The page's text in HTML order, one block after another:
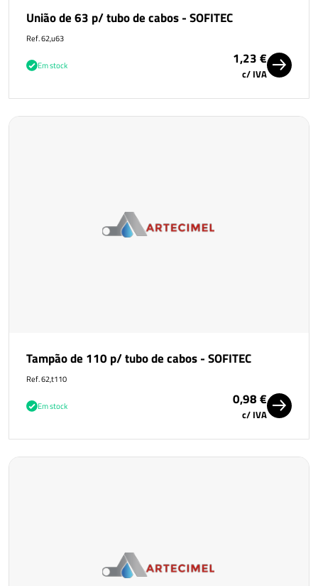
União de 63 p/ tubo de cabos - SOFITEC
Ref. 62,u63
Em stock 1,23 €
c/ IVA
Tampão de 110 p/ tubo de cabos - SOFITEC
Ref. 62,t110
Em stock 0,98 €
c/ IVA